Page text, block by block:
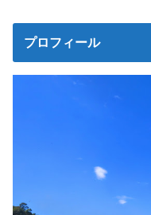
プロフィール